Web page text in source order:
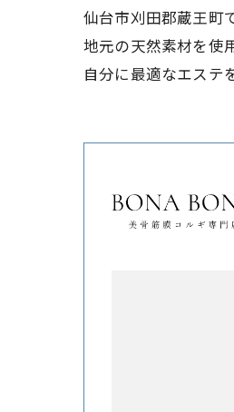
仙台市刈田郡蔵王町
地元の天然素材を使
自分に最適なエステ